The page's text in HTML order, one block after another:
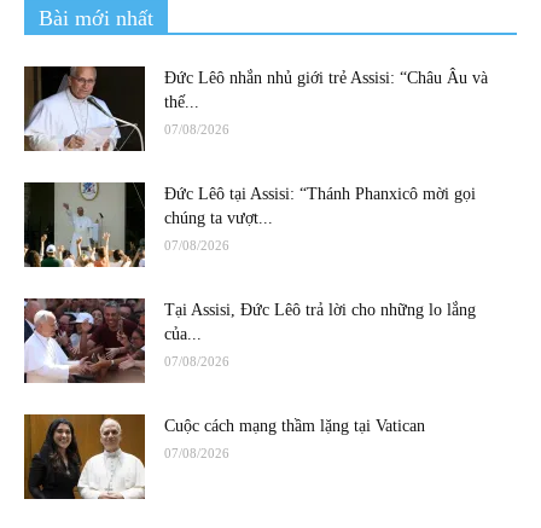
Bài mới nhất
Đức Lêô nhắn nhủ giới trẻ Assisi: “Châu Âu và
thế...
07/08/2026
Đức Lêô tại Assisi: “Thánh Phanxicô mời gọi
chúng ta vượt...
07/08/2026
Tại Assisi, Đức Lêô trả lời cho những lo lắng
của...
07/08/2026
Cuộc cách mạng thầm lặng tại Vatican
07/08/2026